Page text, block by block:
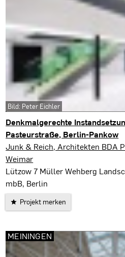
Denkmalgerechte
Pasteurstraße, Berlin-Pankow
Berlin
Junk & Reich, Architekten BDA
Weimar
Lützow 7 Müller Wehberg
mbB, Berlin
Projekt merken
Bild: Peter Eichler
MEININGEN